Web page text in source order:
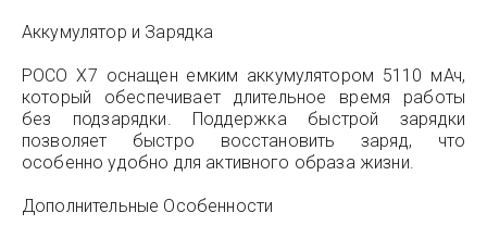
Аккумулятор и Зарядка
POCO X7 оснащен емким аккумулятором 5110 мАч,
который обеспечивает длительное время работы
без подзарядки. Поддержка быстрой зарядки
позволяет быстро восстановить заряд, что
особенно удобно для активного образа жизни.
Дополнительные Особенности